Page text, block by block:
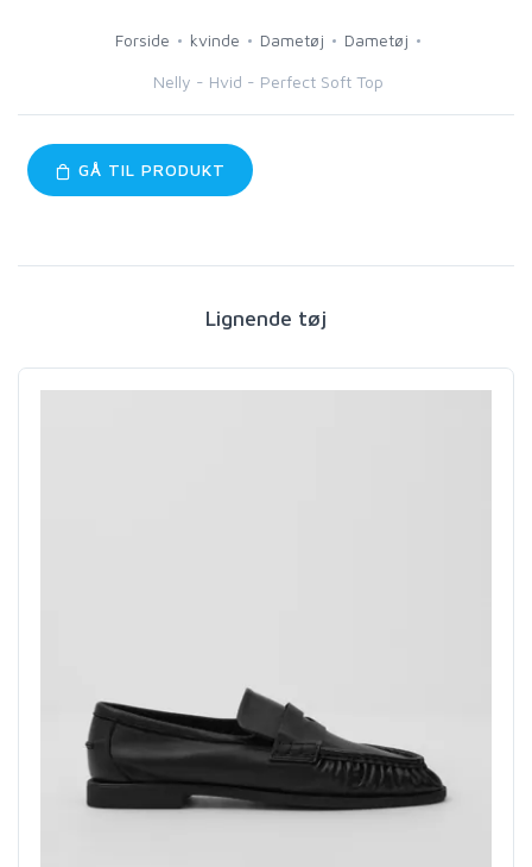
Forside kvinde Dametøj Dametøj
Nelly - Hvid - Perfect Soft Top
GÅ TIL PRODUKT
Lignende tøj